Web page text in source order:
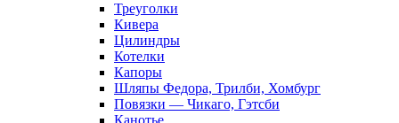
Треуголки
Кивера
Цилиндры
Котелки
Капоры
Шляпы Федора, Трилби, Хомбург
Повязки — Чикаго, Гэтсби
Канотье